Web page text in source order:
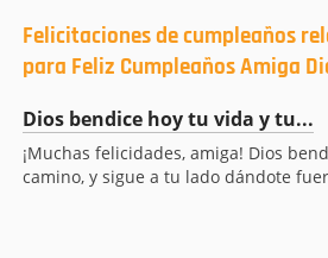
Felicitaciones de cumpleaños
para Feliz Cumpleaños Amiga
Dios bendice hoy tu vida y tu...
¡Muchas felicidades, amiga! Dios
camino, y sigue a tu lado dándote